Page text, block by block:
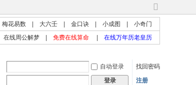
切
换
到
宽
梅花易数 大六壬 金口诀 小成图
小奇门
在线周公解梦 免费在线算命 在线万年历老皇历
自动登录
找回密码
登录 注册